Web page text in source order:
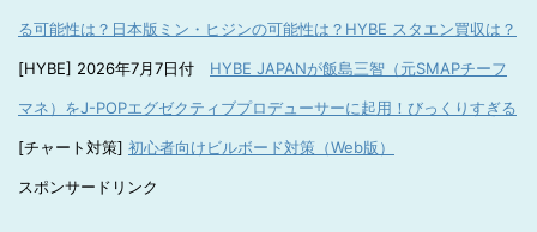
る可能性は？日本版ミン・ヒジンの可能性は？HYBE スタエン買収は？
[HYBE] 2026年7月7日付 HYBE JAPANが飯島三智（元SMAPチーフ
マネ）をJ-POPエグゼクティブプロデューサーに起用！びっくりすぎる
[チャート対策] 初心者向けビルボード対策（Web版）
スポンサードリンク